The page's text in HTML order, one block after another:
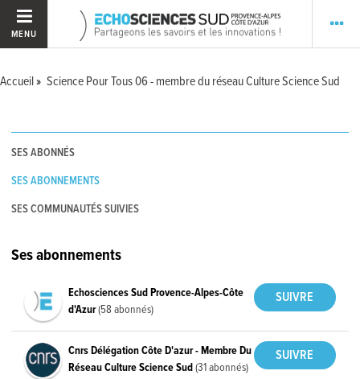
MENU
Accueil Science Pour Tous 06 - membre du réseau Culture Science Sud
SES ABONNÉS
SES ABONNEMENTS
SES COMMUNAUTÉS SUIVIES
Ses abonnements
Echosciences Sud Provence-Alpes-Côte
d'Azur(58 abonnés)
Cnrs Délégation Côte D'azur - Membre Du
Réseau Culture Science Sud(31 abonnés)